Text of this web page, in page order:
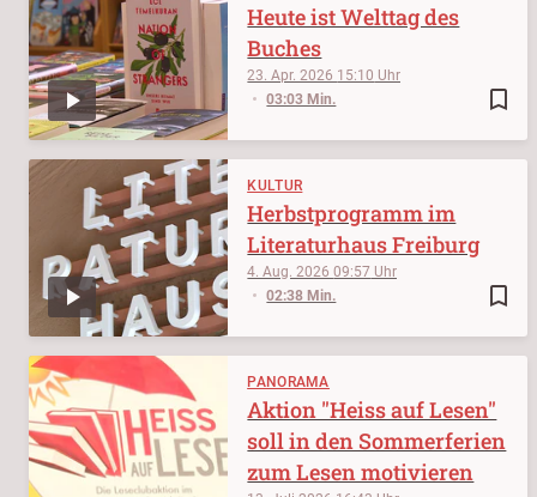
bookmark_border
23. Apr. 2026 15:10
03:03 Min.
Heute ist Welttag des
Buches
KULTUR
bookmark_border
4. Aug. 202609:57
02:38 Min.
Herbstprogramm im
Literaturhaus Freiburg
PANORAMA
Aktion "Heiss auf Lesen"
soll in den Sommerferien
zum Lesen motivieren